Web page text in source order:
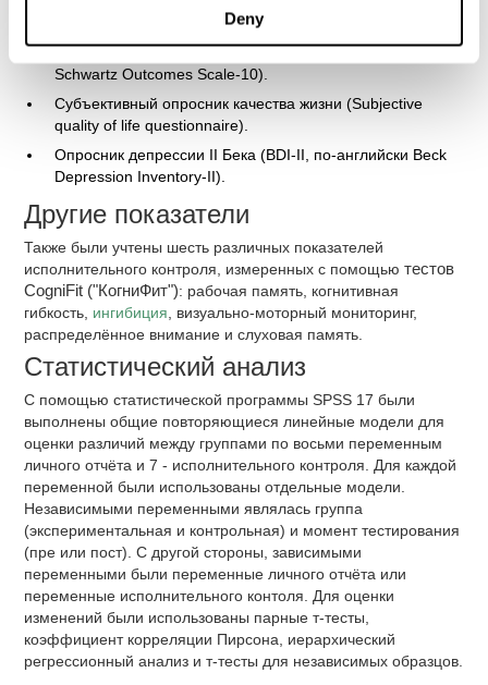
Deny
английски Everyday memory Questionnaire).
Ценностный опросник Шварца (SOS-10, по-английски
Schwartz Outcomes Scale-10).
Субъективный опросник качества жизни (Subjective
quality of life questionnaire).
Опросник депрессии II Бека (BDI-II, по-английски Beck
Depression Inventory-II).
Другие показатели
Также были учтены шесть различных показателей
исполнительного контроля, измеренных с помощьютестов
CogniFit ("КогниФит"): рабочая память, когнитивная
гибкость, ингибиция , визуально-моторный мониторинг,
распределённое внимание и слуховая память.
Статистический анализ
С помощью статистической программы SPSS 17 были
выполнены общие повторяющиеся линейные модели для
оценки различий между группами по восьми переменным
личного отчёта и 7 - исполнительного контроля. Для каждой
переменной были использованы отдельные модели.
Независимыми переменными являлась группа
(экспериментальная и контрольная) и момент тестирования
(пре или пост). С другой стороны, зависимыми
переменными были переменные личного отчёта или
переменные исполнительного контоля. Для оценки
изменений были использованы парные т-тесты,
коэффициент корреляции Пирсона, иерархический
регрессионный анализ и т-тесты для независимых образцов.